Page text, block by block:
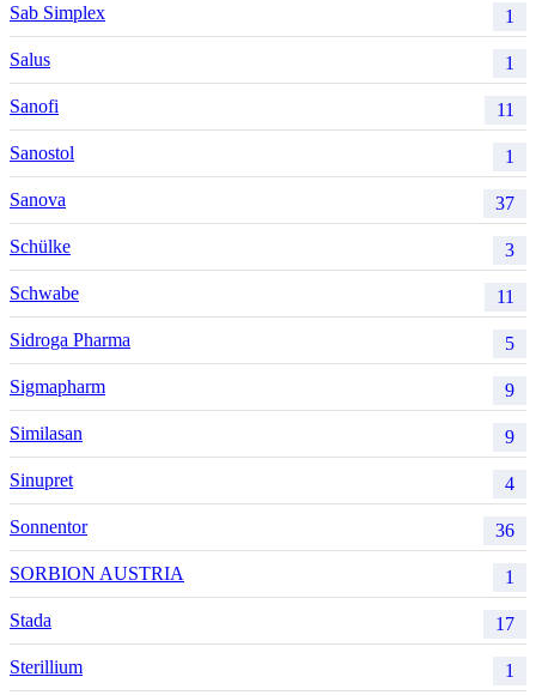
Sab Simplex 1
Salus 1
Sanofi 11
Sanostol 1
Sanova 37
Schülke 3
Schwabe 11
Sidroga Pharma 5
Sigmapharm 9
Similasan 9
Sinupret 4
Sonnentor 36
SORBION AUSTRIA 1
Stada 17
Sterillium 1